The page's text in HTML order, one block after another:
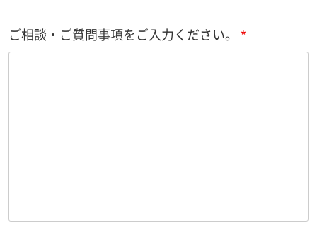
ご相談・ご質問事項をご入力ください。